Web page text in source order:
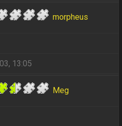
morpheus
13:05
Meg